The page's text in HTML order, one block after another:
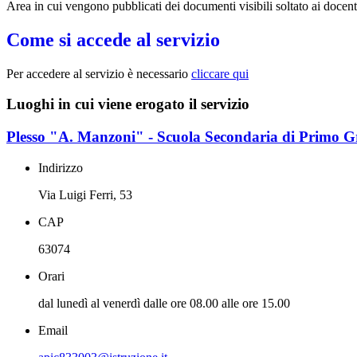
Area in cui vengono pubblicati dei documenti visibili soltato ai
Come si accede al servizio
Per accedere al servizio è necessario cliccare qui
Luoghi in cui viene erogato il servizio
Plesso "A. Manzoni" - Scuola Secondaria di Primo
Indirizzo
Via Luigi Ferri, 53
CAP
63074
Orari
dal lunedì al venerdì dalle ore 08.00 alle ore 15.00
Email